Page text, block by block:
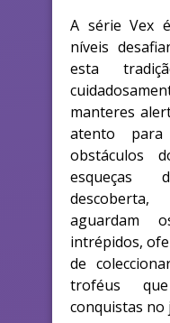
A série Vex
níveis
esta
manteres
atento
obstáculos
esqueças
aguardam
intrépidos,
de
troféus
conquistas no